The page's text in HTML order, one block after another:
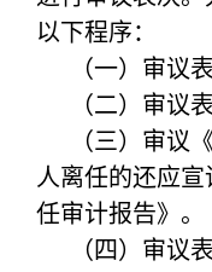
以下程序：
（一）审议
（二）审议
（三）审议
人离任的还应
任审计报告》。
（四）审议